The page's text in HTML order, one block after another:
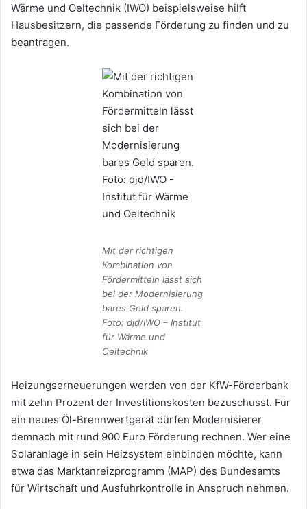
Wärme und Oeltechnik (IWO) beispielsweise hilft
Hausbesitzern, die passende Förderung zu finden und zu
beantragen.
Mit der richtigen
Kombination von
Fördermitteln lässt sich
bei der Modernisierung
bares Geld sparen.
Foto: djd/IWO – Institut
für Wärme und
Oeltechnik
Heizungserneuerungen werden von der KfW-Förderbank
mit zehn Prozent der Investitionskosten bezuschusst. Für
ein neues Öl-Brennwertgerät dürfen Modernisierer
demnach mit rund 900 Euro Förderung rechnen. Wer eine
Solaranlage in sein Heizsystem einbinden möchte, kann
etwa das Marktanreizprogramm (MAP) des Bundesamts
für Wirtschaft und Ausfuhrkontrolle in Anspruch nehmen.